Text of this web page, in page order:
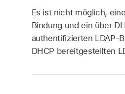
Es ist nicht möglich,
Bindung und ein über
authentifizierten LDAP-
DHCP bereitgestellten